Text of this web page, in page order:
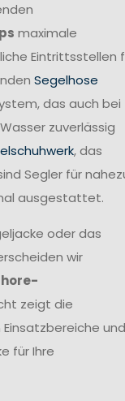
maximale
Eintrittsstellen
Segelhose
das auch bei
zuverlässig
, das
Segler für
ausgestattet.
oder das
wir
zeigt die
und
für Ihre